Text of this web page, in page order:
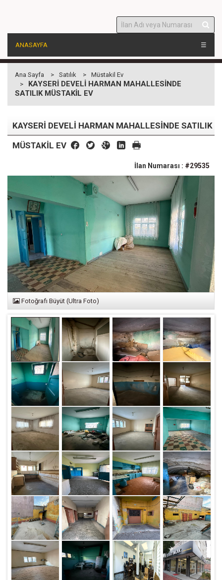
ANASAYFA ☰
Ana Sayfa Satılık Müstakil Ev
KAYSERİ DEVELİ HARMAN MAHALLESİNDE
SATILIK MÜSTAKİL EV
KAYSERİ DEVELİ HARMAN MAHALLESİNDE SATILIK
MÜSTAKİL EV
İlan Numarası : #29535
Fotoğrafı Büyüt (Ultra Foto)